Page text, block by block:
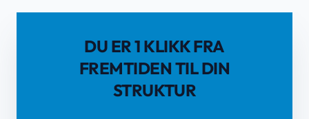
DU ER 1 KLIKK FRA
FREMTIDEN TIL DIN
STRUKTUR